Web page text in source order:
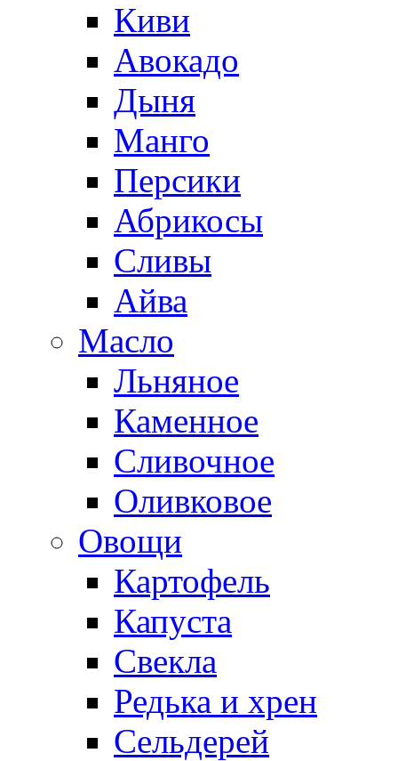
Киви
Авокадо
Дыня
Манго
Персики
Абрикосы
Сливы
Айва
Масло
Льняное
Каменное
Сливочное
Оливковое
Овощи
Картофель
Капуста
Свекла
Редька и хрен
Сельдерей